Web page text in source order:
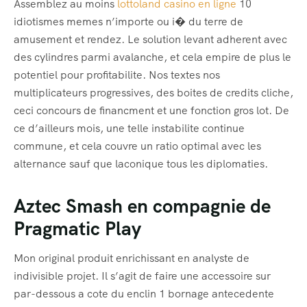
Assemblez au moins lottoland casino en ligne 10
idiotismes memes n’importe ou i� du terre de
amusement et rendez. Le solution levant adherent avec
des cylindres parmi avalanche, et cela empire de plus le
potentiel pour profitabilite. Nos textes nos
multiplicateurs progressives, des boites de credits cliche,
ceci concours de financment et une fonction gros lot. De
ce d’ailleurs mois, une telle instabilite continue
commune, et cela couvre un ratio optimal avec les
alternance sauf que laconique tous les diplomaties.
Aztec Smash en compagnie de
Pragmatic Play
Mon original produit enrichissant en analyste de
indivisible projet. Il s’agit de faire une accessoire sur
par-dessous a cote du enclin 1 bornage antecedente